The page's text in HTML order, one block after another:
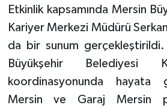
Etkinlik kapsamında Mersin
Kariyer Merkezi Müdürü
da bir sunum gerçekleştirildi.
Büyükşehir Belediyesi
koordinasyonunda hayata
Mersin ve Garaj Mersin